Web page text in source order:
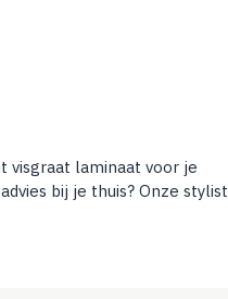
visgraat laminaat voor je
bij je thuis? Onze stylist